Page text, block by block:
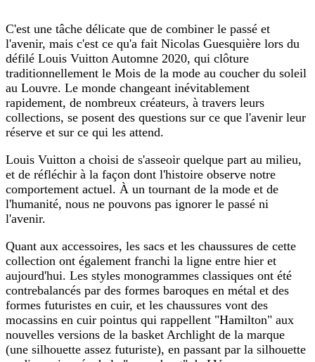
C'est une tâche délicate que de combiner le passé et
l'avenir, mais c'est ce qu'a fait Nicolas Guesquière lors du
défilé Louis Vuitton Automne 2020, qui clôture
traditionnellement le Mois de la mode au coucher du soleil
au Louvre. Le monde changeant inévitablement
rapidement, de nombreux créateurs, à travers leurs
collections, se posent des questions sur ce que l'avenir leur
réserve et sur ce qui les attend.
Louis Vuitton a choisi de s'asseoir quelque part au milieu,
et de réfléchir à la façon dont l'histoire observe notre
comportement actuel. À un tournant de la mode et de
l'humanité, nous ne pouvons pas ignorer le passé ni
l'avenir.
Quant aux accessoires, les sacs et les chaussures de cette
collection ont également franchi la ligne entre hier et
aujourd'hui. Les styles monogrammes classiques ont été
contrebalancés par des formes baroques en métal et des
formes futuristes en cuir, et les chaussures vont des
mocassins en cuir pointus qui rappellent "Hamilton" aux
nouvelles versions de la basket Archlight de la marque
(une silhouette assez futuriste), en passant par la silhouette